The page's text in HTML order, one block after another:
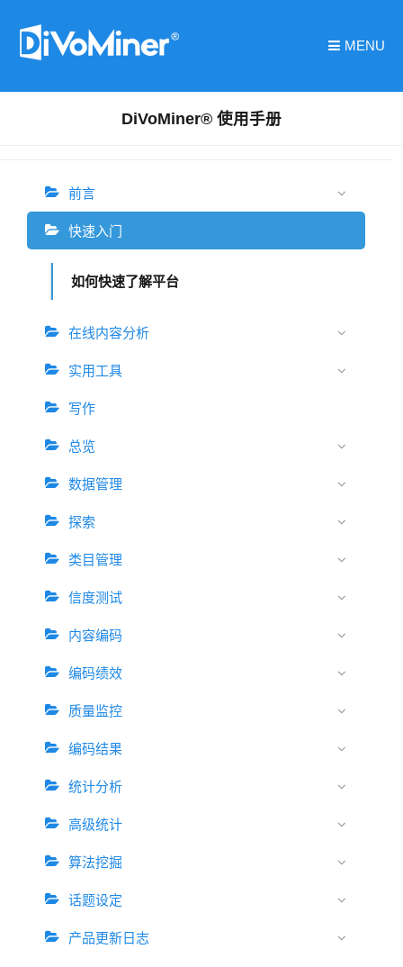
MENU
DiVoMiner® 使用手册
前言
快速入门
如何快速了解平台
在线内容分析
实用工具
写作
总览
数据管理
探索
类目管理
信度测试
内容编码
编码绩效
质量监控
编码结果
统计分析
高级统计
算法挖掘
话题设定
产品更新日志